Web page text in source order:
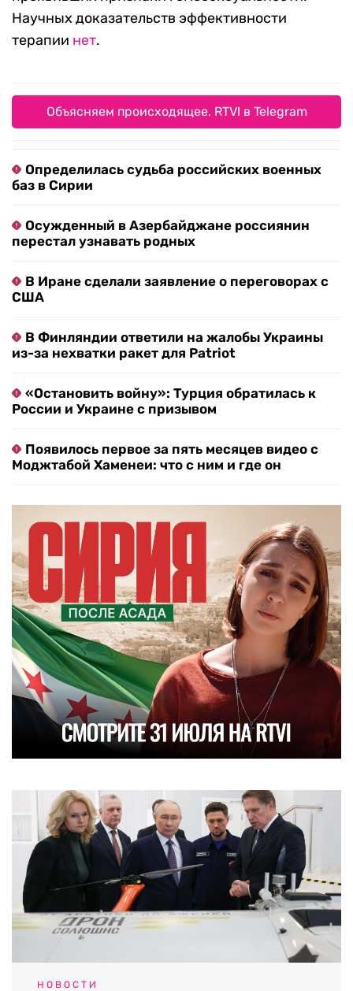
Научных доказательств эффективности
терапии нет.
Объясняем происходящее. RTVI в Telegram
Определилась судьба российских военных
баз в Сирии
Осужденный в Азербайджане россиянин
перестал узнавать родных
В Иране сделали заявление о переговорах с
США
В Финляндии ответили на жалобы Украины
из-за нехватки ракет для Patriot
«Остановить войну»: Турция обратилась к
России и Украине с призывом
Появилось первое за пять месяцев видео с
Моджтабой Хаменеи: что с ним и где он
НОВОСТИ